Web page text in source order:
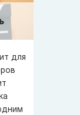
в отель
отеля
один
жену
что это
для